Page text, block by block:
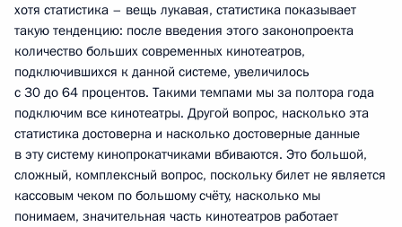
хотя статистика – вещь лукавая, статистика показывает
такую тенденцию: после введения этого законопроекта
количество больших современных кинотеатров,
подключившихся к данной системе, увеличилось
с 30 до 64 процентов. Такими темпами мы за полтора года
подключим все кинотеатры. Другой вопрос, насколько эта
статистика достоверна и насколько достоверные данные
в эту систему кинопрокатчиками вбиваются. Это большой,
сложный, комплексный вопрос, поскольку билет не является
кассовым чеком по большому счёту, насколько мы
понимаем, значительная часть кинотеатров работает